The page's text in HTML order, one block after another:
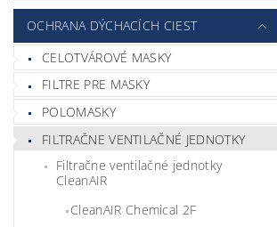
KONTAKTY
OCHRANA DÝCHACÍCH CIEST
CELOTVÁROVÉ MASKY
FILTRE PRE MASKY
POLOMASKY
FILTRAČNE VENTILAČNÉ JEDNOTKY
Filtračne ventilačné jednotky
CleanAIR
CleanAIR Chemical 2F